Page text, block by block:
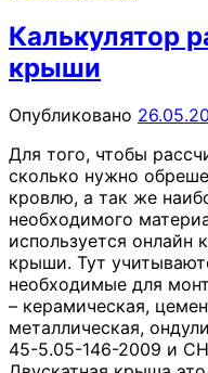
Калькулятор
крыши
Опубликовано
Для того, чтобы
сколько нужно
кровлю, а так же
необходимого
используется онлайн
крыши. Тут
необходимые для
– керамическая,
металлическая,
45-5.05-146-2009 и